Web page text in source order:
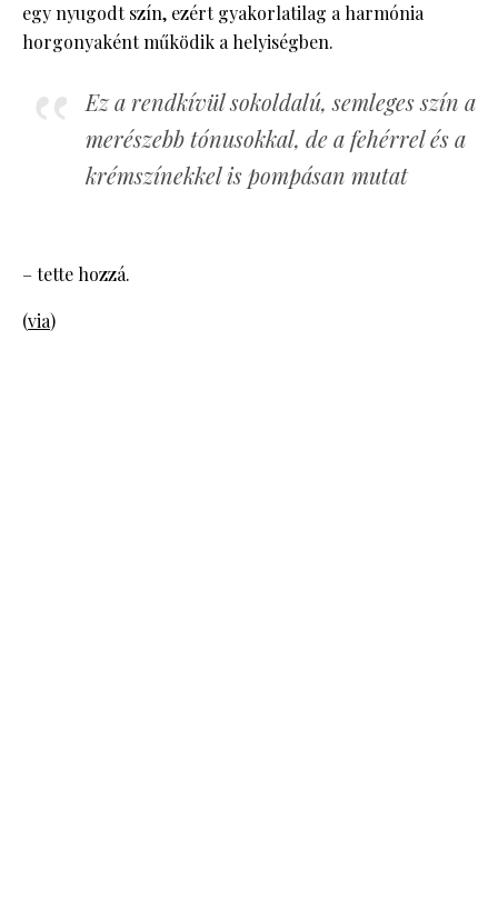
egy nyugodt szín, ezért gyakorlatilag a harmónia
horgonyaként működik a helyiségben.
Ez a rendkívül sokoldalú, semleges szín a
merészebb tónusokkal, de a fehérrel és a
krémszínekkel is pompásan mutat
– tette hozzá.
(via)